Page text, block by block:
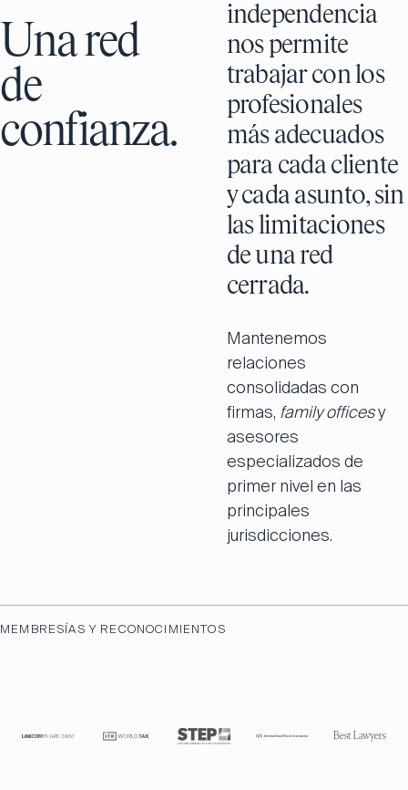
Una red
de
confianza.
independencia
nos permite
trabajar con los
profesionales
más adecuados
para cada cliente
y cada asunto, sin
las limitaciones
de una red
cerrada.
Mantenemos
relaciones
consolidadas con
firmas, family officesy
asesores
especializados de
primer nivel en las
principales
jurisdicciones.
MEMBRESÍAS Y RECONOCIMIENTOS